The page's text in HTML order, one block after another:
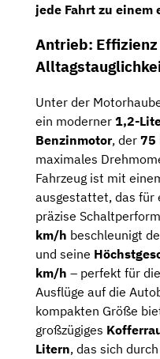
jede Fahrt zu
Antrieb:
Unter der
ein moderner 1,2-
Benzinmotor, der 75
maximales
Fahrzeug ist mit
ausgestattet, das für
präzise
km/h beschleunigt
und seine
km/h – perfekt für
Ausflüge auf die
kompakten Größe
großzügiges
Litern, das sich